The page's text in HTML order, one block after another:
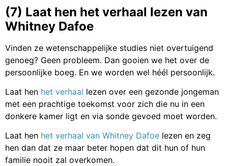
(7) Laat hen het verhaal lezen van
Whitney Dafoe
Vinden ze wetenschappelijke studies niet overtuigend
genoeg? Geen probleem. Dan gooien we het over de
persoonlijke boeg. En we worden wel héél persoonlijk.
Laat hen het verhaal lezen over een gezonde jongeman
met een prachtige toekomst voor zich die nu in een
donkere kamer ligt en via sonde gevoed moet worden.
Laat hen het verhaal van Whitney Dafoe lezen en zeg
hen dan dat ze maar beter hopen dat dit hun of hun
familie nooit zal overkomen.